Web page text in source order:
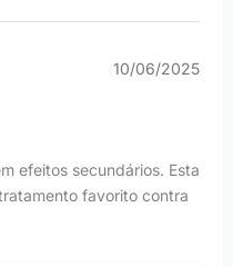
10/06/2025
efeitos secundários. Esta
favorito contra